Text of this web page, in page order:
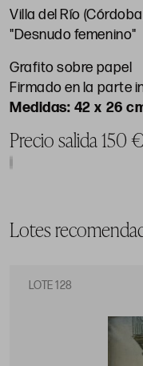
Villa del Río
"Desnudo femenino"
Grafito sobre papel
Firmado en la parte
42 x 26
Precio salida 150 €
Lotes
LOTE 128